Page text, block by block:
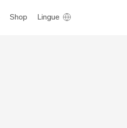
Shop Lingue